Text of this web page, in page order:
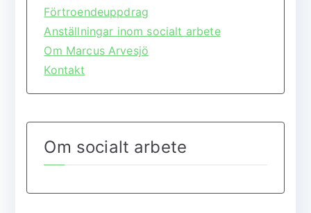
Förtroendeuppdrag
Anställningar inom socialt arbete
Om Marcus Arvesjö
Kontakt
Om socialt arbete